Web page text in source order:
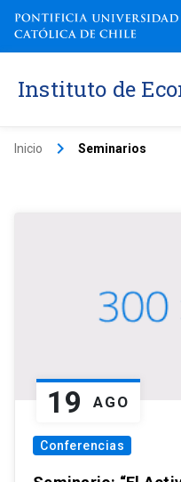
Instituto de
Inicio keyboard_arrow_right Seminarios
19 AGO
Conferencias